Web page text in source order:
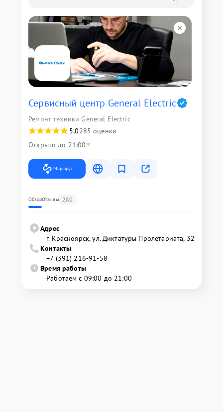
Сервисный центр General Electric
Ремонт техники General Electric
5,0285 оценки
Открыто до 21:00
Маршрут
ОбзорОтзывы 280
Адрес
г. Красноярск, ул. Диктатуры Пролетариата, 32
Контакты
+7 (391) 216-91-58
Время работы
Работаем с 09:00 до 21:00